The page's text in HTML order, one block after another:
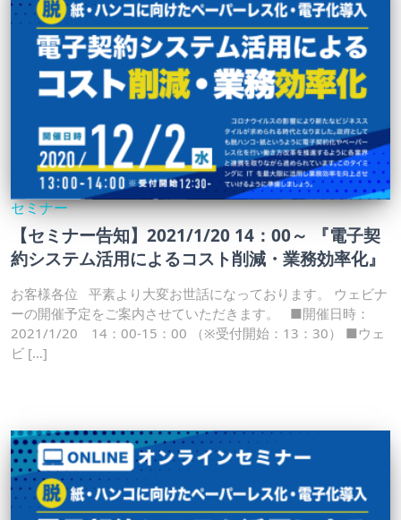
セミナー
【セミナー告知】2021/1/20 14：00～ 『電子契
約システム活用によるコスト削減・業務効率化』
お客様各位 平素より大変お世話になっております。 ウェビナ
ーの開催予定をご案内させていただきます。 ■開催日時：
2021/1/20 14：00-15：00 （※受付開始：13：30） ■ウェ
ビ […]